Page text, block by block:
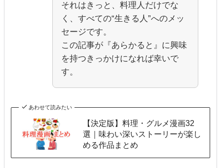
それはきっと、料理人だけでな
く、すべての“生きる人”へのメッ
セージです。
この記事が『あらかると』に興味
を持つきっかけになれば幸いで
す。
あわせて読みたい
【決定版】料理・グルメ漫画32
選｜味わい深いストーリーが楽し
める作品まとめ